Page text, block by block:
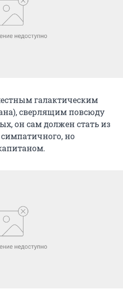
галактическим
сверлящим повсюду
он сам должен стать из
симпатичного, но